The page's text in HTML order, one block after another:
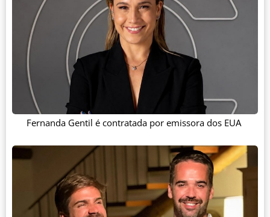
Fernanda Gentil é contratada por emissora dos EUA